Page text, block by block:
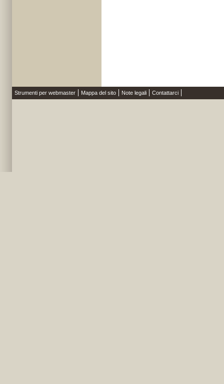
Strumenti per webmaster Mappa del sito Note legali Contattarci